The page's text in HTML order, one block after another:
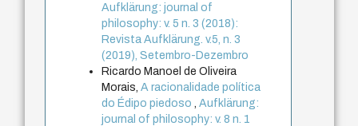
Aufklärung: journal of
philosophy: v. 5 n. 3 (2018):
Revista Aufklärung. v.5, n. 3
(2019), Setembro-Dezembro
Ricardo Manoel de Oliveira
Morais,A racionalidade política
do Édipo piedoso
,Aufklärung:
journal of philosophy: v. 8 n. 1